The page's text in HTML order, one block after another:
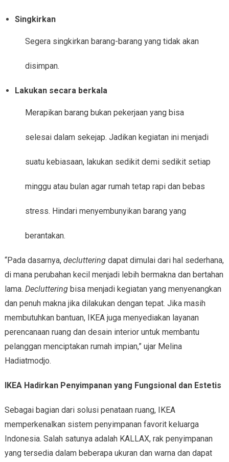
Singkirkan
Segera singkirkan barang-barang yang tidak akan
disimpan.
Lakukan secara berkala
Merapikan barang bukan pekerjaan yang bisa
selesai dalam sekejap. Jadikan kegiatan ini menjadi
suatu kebiasaan, lakukan sedikit demi sedikit setiap
minggu atau bulan agar rumah tetap rapi dan bebas
stress. Hindari menyembunyikan barang yang
berantakan.
“Pada dasarnya, decluttering dapat dimulai dari hal sederhana,
di mana perubahan kecil menjadi lebih bermakna dan bertahan
lama. Declutteringbisa menjadi kegiatan yang menyenangkan
dan penuh makna jika dilakukan dengan tepat. Jika masih
membutuhkan bantuan, IKEA juga menyediakan layanan
perencanaan ruang dan desain interior untuk membantu
pelanggan menciptakan rumah impian,” ujar Melina
Hadiatmodjo.
IKEA Hadirkan Penyimpanan yang Fungsional dan Estetis
Sebagai bagian dari solusi penataan ruang, IKEA
memperkenalkan sistem penyimpanan favorit keluarga
Indonesia. Salah satunya adalah KALLAX, rak penyimpanan
yang tersedia dalam beberapa ukuran dan warna dan dapat